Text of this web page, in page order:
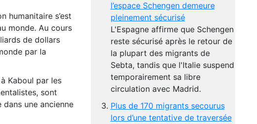
humanitaire s’est
monde. Au cours
de dollars
par la
Kaboul par les
sont
une ancienne
l’espace Schengen demeure
pleinement sécurisé
L'Espagne affirme que Schengen
reste sécurisé après le retour de
la plupart des migrants de
Sebta, tandis que l'Italie suspend
temporairement sa libre
circulation avec Madrid.
Plus de 170 migrants secourus
lors d’une tentative de traversée